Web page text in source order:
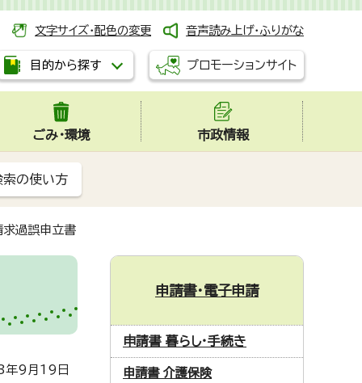
文字サイズ・配色の変更 音声読み上げ・ふりがな
目的から探す プロモーションサイト
ごみ・環境 市政情報
索の使い方
求過誤申立書
9月19日
申請書・電子申請
申請書 暮らし・手続き
申請書 介護保険